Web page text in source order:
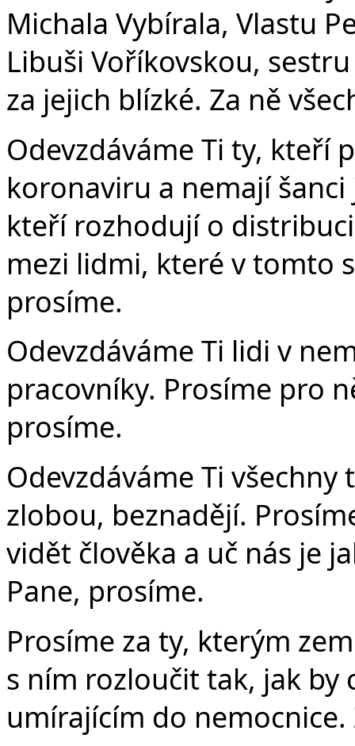
Michala Vybírala, Vlastu
Libuši Voříkovskou,
za jejich blízké. Za ně
Odevzdáváme Ti ty, kteří
koronaviru a nemají
kteří rozhodují o
mezi lidmi, které v tomto
prosíme.
Odevzdáváme Ti lidi v
pracovníky. Prosíme pro
prosíme.
Odevzdáváme Ti
zlobou, beznadějí.
vidět člověka a uč nás je
Pane, prosíme.
Prosíme za ty, kterým
s ním rozloučit tak, jak by
umírajícím do nemocnice.